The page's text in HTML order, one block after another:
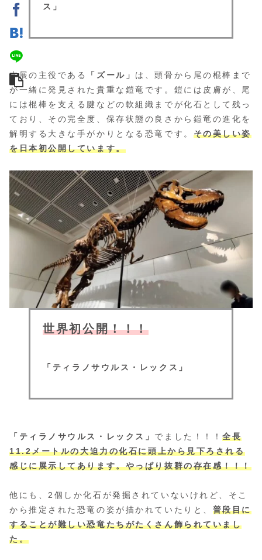
ス」
本展の主役である 「ズール」 は、頭骨から尾の棍棒まで
が一緒に発見された貴重な鎧竜です。鎧には皮膚が、尾
には棍棒を支える腱などの軟組織までが化石として残っ
ており、その完全度、保存状態の良さから鎧竜の進化を
解明する大きな手がかりとなる恐竜です。 その美しい姿
を日本初公開しています。
世界初公開！！！
「ティラノサウルス・レックス」
「ティラノサウルス・レックス」 でました！！！全長
11.2メートルの大迫力の化石に頭上から見下ろされる
感じに展示してあります。やっぱり抜群の存在感！！！
他にも、2個しか化石が発掘されていないけれど、そこ
から推定された恐竜の姿が描かれていたりと、 普段目に
することが難しい恐竜たちがたくさん飾られていまし
た。